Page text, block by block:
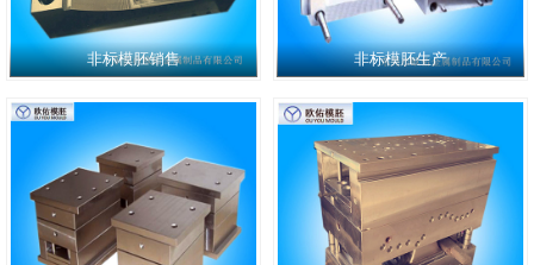
非标模胚销售 非标模胚生产